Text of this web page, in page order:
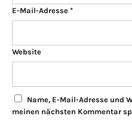
E-Mail-Adresse *
Website
Name, E-Mail-Adresse und
meinen nächsten Kommentar